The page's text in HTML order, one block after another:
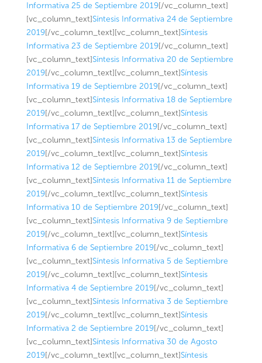
Informativa 25 de Septiembre 2019[/vc_column_text]
[vc_column_text]Síntesis Informativa 24 de Septiembre
2019[/vc_column_text][vc_column_text]Síntesis
Informativa 23 de Septiembre 2019[/vc_column_text]
[vc_column_text]Síntesis Informativa 20 de Septiembre
2019[/vc_column_text][vc_column_text]Síntesis
Informativa 19 de Septiembre 2019[/vc_column_text]
[vc_column_text]Síntesis Informativa 18 de Septiembre
2019[/vc_column_text][vc_column_text]Síntesis
Informativa 17 de Septiembre 2019[/vc_column_text]
[vc_column_text]Síntesis Informativa 13 de Septiembre
2019[/vc_column_text][vc_column_text]Síntesis
Informativa 12 de Septiembre 2019[/vc_column_text]
[vc_column_text]Síntesis Informativa 11 de Septiembre
2019[/vc_column_text][vc_column_text]Síntesis
Informativa 10 de Septiembre 2019[/vc_column_text]
[vc_column_text]Síntesis Informativa 9 de Septiembre
2019[/vc_column_text][vc_column_text]Síntesis
Informativa 6 de Septiembre 2019[/vc_column_text]
[vc_column_text]Síntesis Informativa 5 de Septiembre
2019[/vc_column_text][vc_column_text]Síntesis
Informativa 4 de Septiembre 2019[/vc_column_text]
[vc_column_text]Síntesis Informativa 3 de Septiembre
2019[/vc_column_text][vc_column_text]Síntesis
Informativa 2 de Septiembre 2019[/vc_column_text]
[vc_column_text]Síntesis Informativa 30 de Agosto
2019[/vc_column_text][vc_column_text]Síntesis